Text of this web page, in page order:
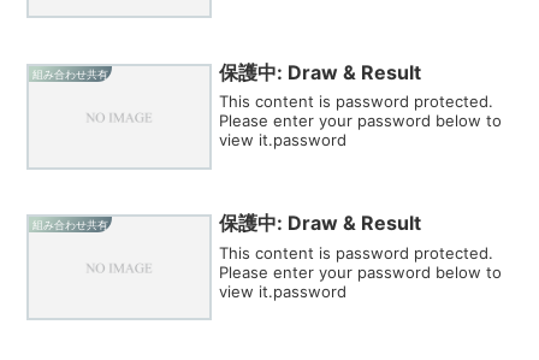
組み合わせ共有 保護中: Draw & Result
This content is password protected.
Please enter your password below to
view it.password
組み合わせ共有 保護中: Draw & Result
This content is password protected.
Please enter your password below to
view it.password